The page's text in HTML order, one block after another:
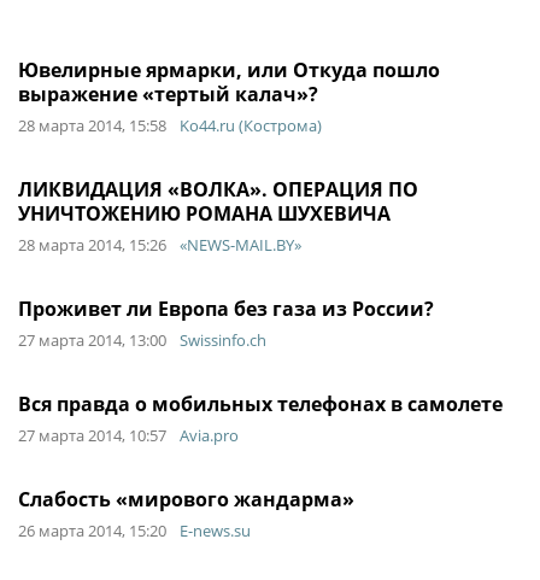
Ювелирные ярмарки, или Откуда пошло
выражение «тертый калач»?
28 марта 2014, 15:58 Ko44.ru (Кострома)
ЛИКВИДАЦИЯ «ВОЛКА». ОПЕРАЦИЯ ПО
УНИЧТОЖЕНИЮ РОМАНА ШУХЕВИЧА
28 марта 2014, 15:26 «NEWS-MAIL.BY»
Проживет ли Европа без газа из России?
27 марта 2014, 13:00 Swissinfo.ch
Вся правда о мобильных телефонах в самолете
27 марта 2014, 10:57 Avia.pro
Слабость «мирового жандарма»
26 марта 2014, 15:20 E-news.su